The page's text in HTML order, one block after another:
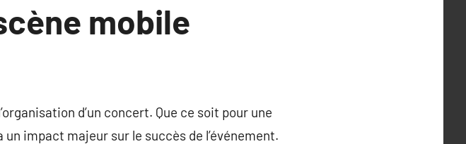
mobile
d’un concert. Que ce soit pour une
impact majeur sur le succès de l’événement.